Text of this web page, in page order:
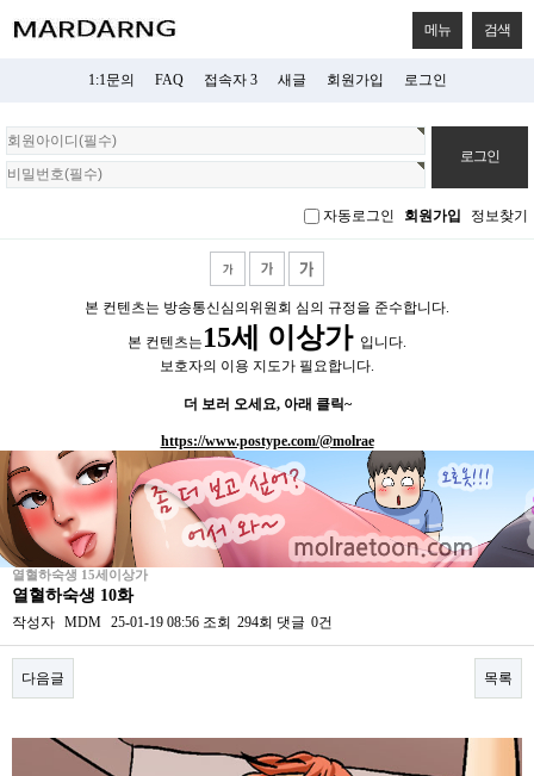
메뉴 검색
1:1문의 FAQ 접속자 3 새글 회원가입 로그인
회
원
로
자동로그인 회원가입 정보찾기
본 컨텐츠는 방송통신심의위원회 심의 규정을 준수합니다.
본 컨텐츠는 15세 이상가 입니다.
보호자의 이용 지도가 필요합니다.
더 보러 오세요, 아래 클릭~
https://www.postype.com/@molrae
열혈하숙생 15세이상가
열혈하숙생 10화
작성자 MDM 25-01-19 08:56 조회 294회 댓글 0건
다음글 목록
본문